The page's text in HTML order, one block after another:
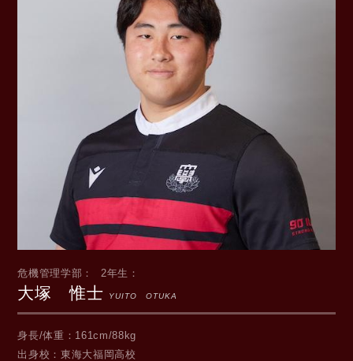
危機管理学部 2年生
大塚 惟士 YUITO OTUKA
身長/体重
161cm/88kg
出身校
東海大福岡高校